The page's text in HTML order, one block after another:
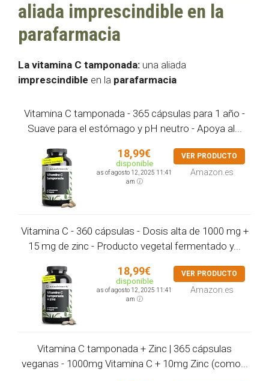
aliada imprescindible en la
parafarmacia
La vitamina C tamponada: una aliada
imprescindible en la parafarmacia
Vitamina C tamponada - 365 cápsulas para 1 año -
Suave para el estómago y pH neutro - Apoya al...
18,99€
disponible
as of agosto 12, 2025 11:41
am
VER PRODUCTO
Amazon.es
Vitamina C - 360 cápsulas - Dosis alta de 1000 mg +
15 mg de zinc - Producto vegetal fermentado y...
18,99€
disponible
as of agosto 12, 2025 11:41
am
VER PRODUCTO
Amazon.es
Vitamina C tamponada + Zinc | 365 cápsulas
veganas - 1000mg Vitamina C + 10mg Zinc (como...